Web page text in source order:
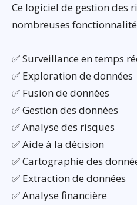
Ce logiciel de gestion des
nombreuses
✅ Surveillance en temps
✅ Exploration de données
✅ Fusion de données
✅ Gestion des données
✅ Analyse des risques
✅ Aide à la décision
✅ Cartographie des
✅ Extraction de données
✅ Analyse financière